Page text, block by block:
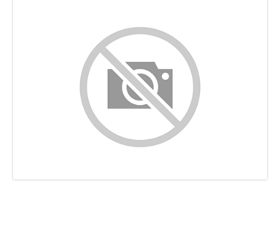
Avainsanat
Käytettävyys
Dokumentti